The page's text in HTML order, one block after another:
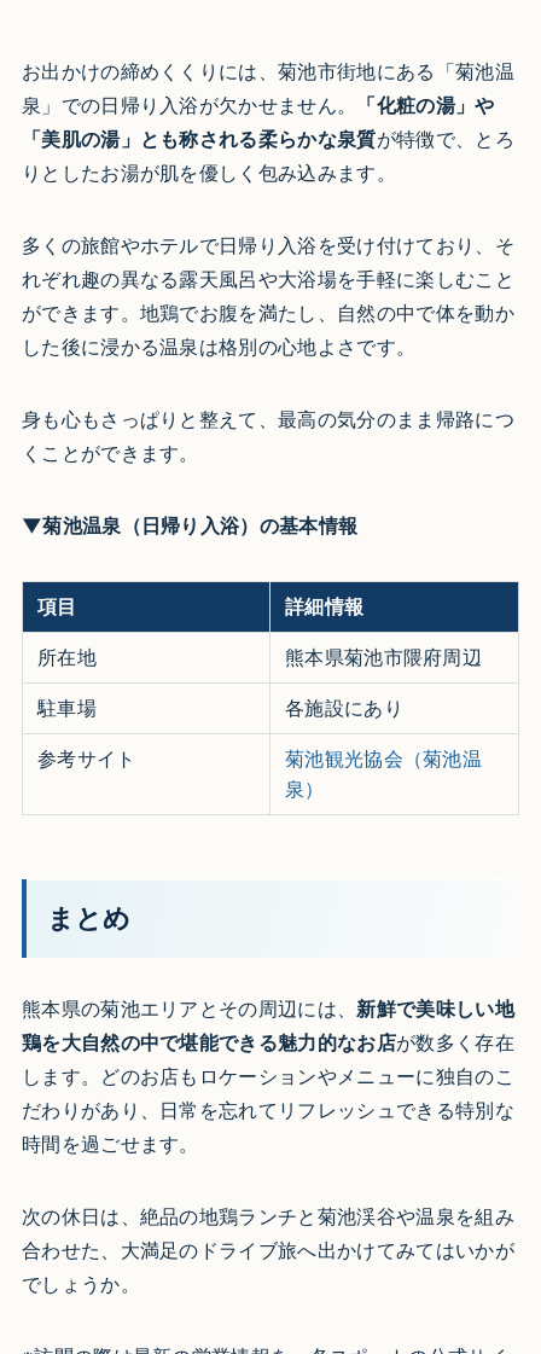
お出かけの締めくくりには、菊池市街地にある「菊池温
泉」での日帰り入浴が欠かせません。
「化粧の湯」や
「美肌の湯」とも称される柔らかな泉質が特徴で、とろ
りとしたお湯が肌を優しく包み込みます。
多くの旅館やホテルで日帰り入浴を受け付けており、そ
れぞれ趣の異なる露天風呂や大浴場を手軽に楽しむこと
ができます。地鶏でお腹を満たし、自然の中で体を動か
した後に浸かる温泉は格別の心地よさです。
身も心もさっぱりと整えて、最高の気分のまま帰路につ
くことができます。
▼菊池温泉（日帰り入浴）の基本情報
項目 詳細情報
所在地 熊本県菊池市隈府周辺
駐車場 各施設にあり
参考サイト
菊池観光協会（菊池温
泉）
まとめ
熊本県の菊池エリアとその周辺には、新鮮で美味しい地
鶏を大自然の中で堪能できる魅力的なお店が数多く存在
します。どのお店もロケーションやメニューに独自のこ
だわりがあり、日常を忘れてリフレッシュできる特別な
時間を過ごせます。
次の休日は、絶品の地鶏ランチと菊池渓谷や温泉を組み
合わせた、大満足のドライブ旅へ出かけてみてはいかが
でしょうか。